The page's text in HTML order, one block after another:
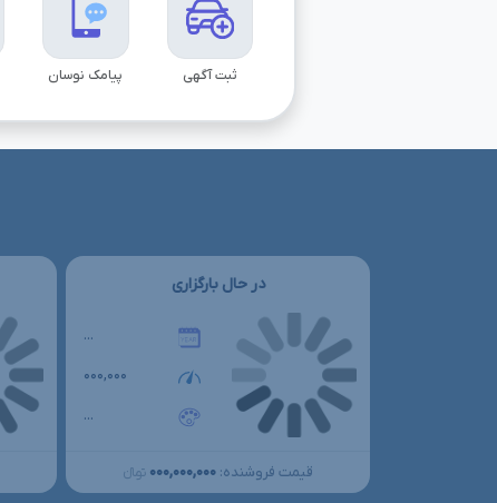
ثبت آگهی پیامک نوسان
در حال بارگزاری
...
۰۰۰,۰۰۰
...
قیمت فروشنده: ۰۰۰,۰۰۰,۰۰۰ تومانءءء